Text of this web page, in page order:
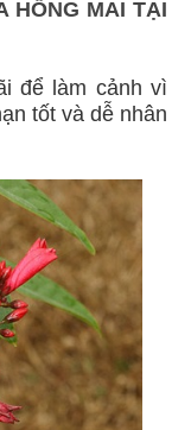
HỒNG MAI TẠI
để làm cảnh vì
tốt và dễ nhân